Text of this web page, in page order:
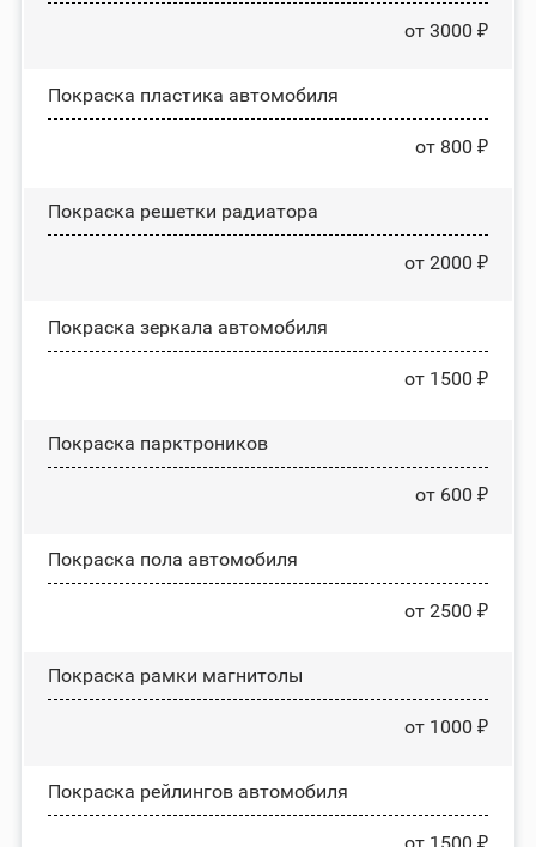
от 3000 ₽
Покраска пластика автомобиля
от 800 ₽
Покраска решетки радиатора
от 2000 ₽
Покраска зеркала автомобиля
от 1500 ₽
Покраска парктроников
от 600 ₽
Покраска пола автомобиля
от 2500 ₽
Покраска рамки магнитолы
от 1000 ₽
Покраска рейлингов автомобиля